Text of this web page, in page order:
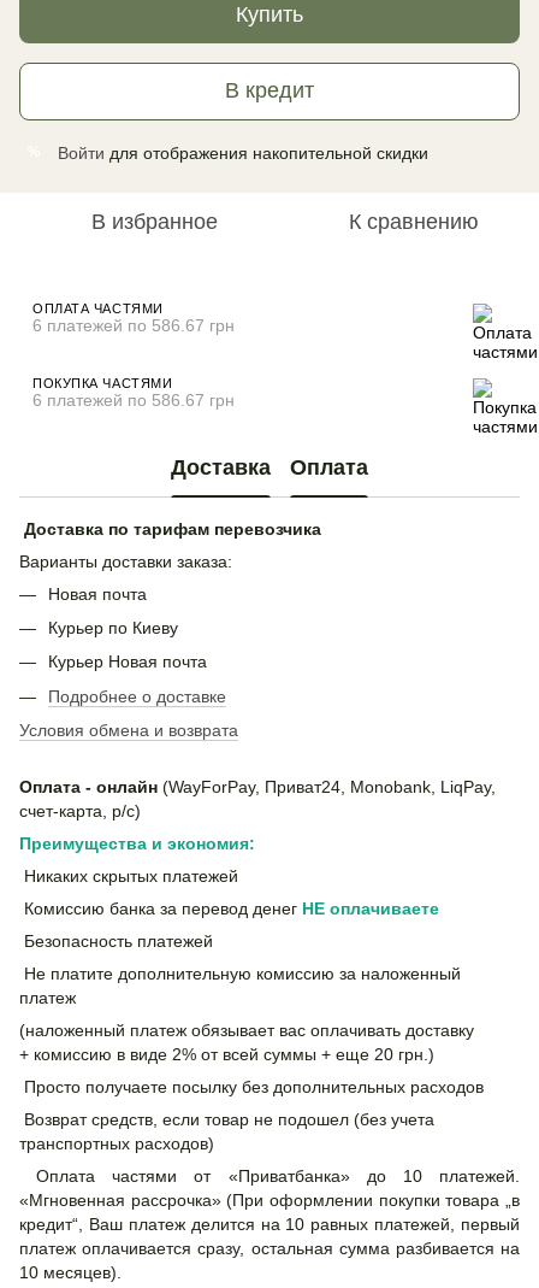
Купить
В кредит
Войти для отображения накопительной скидки
В избранное К сравнению
ОПЛАТА ЧАСТЯМИ
6 платежей по 586.67 грн
ПОКУПКА ЧАСТЯМИ
6 платежей по 586.67 грн
Доставка Оплата
Доставка по тарифам перевозчика
Варианты доставки заказа:
Новая почта
Курьер по Киеву
Курьер Новая почта
Подробнее о доставке
Условия обмена и возврата
Оплата - онлайн (WayForPay, Приват24, Monobank, LiqPay,
счет-карта, р/с)
Преимущества и экономия:
Никаких скрытых платежей
Комиссию банка за перевод денег НЕ оплачиваете
Безопасность платежей
Не платите дополнительную комиссию за наложенный
платеж
(наложенный платеж обязывает вас оплачивать доставку
+ комиссию в виде 2% от всей суммы + еще 20 грн.)
Просто получаете посылку без дополнительных расходов
Возврат средств, если товар не подошел (без учета
транспортных расходов)
Оплата частями от «Приватбанка» до 10 платежей.
«Мгновенная рассрочка» (При оформлении покупки товара „в
кредит“, Ваш платеж делится на 10 равных платежей, первый
платеж оплачивается сразу, остальная сумма разбивается на
10 месяцев).